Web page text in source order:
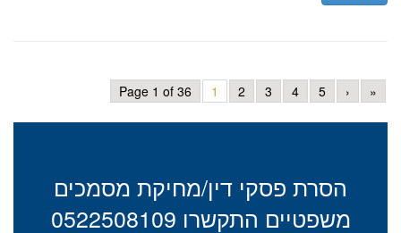
Page 1 of 36 1 2 3 4 5 › »
הסרת פסקי דין/מחיקת מסמכים
משפטיים התקשרו 0522508109